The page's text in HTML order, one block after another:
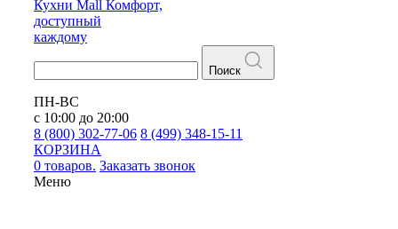
Кухни Mall Комфорт,
доступный
каждому
Поиск
ПН-ВС
с 10:00 до 20:00
8 (800) 302-77-06 8 (499) 348-15-11
КОРЗИНА
0 товаров. Заказать звонок
Меню